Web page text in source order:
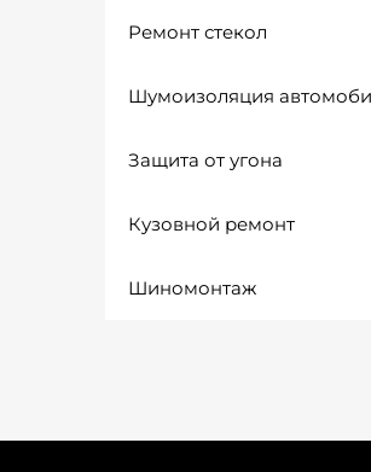
Ремонт стекол
Шумоизоляция
Защита от угона
Кузовной ремонт
Шиномонтаж